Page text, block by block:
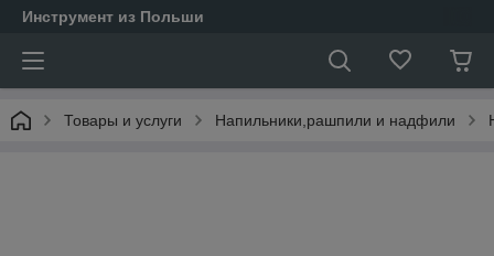
Инструмент из Польши
Товары и услуги Напильники,рашпили и надфили